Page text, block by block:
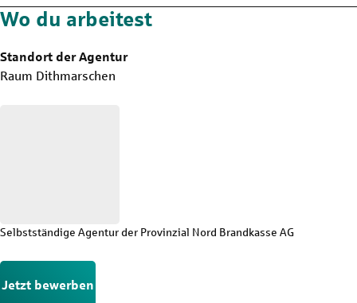
Wo du arbeitest
Standort der Agentur
Raum Dithmarschen
Selbstständige Agentur der Provinzial Nord Brandkasse AG
Jetzt bewerben